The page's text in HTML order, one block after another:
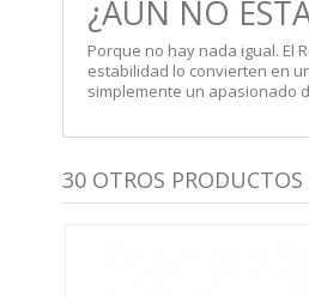
¿AÚN NO
Porque no hay nada igual. El
estabilidad lo convierten en
simplemente un apasionado
30 OTROS